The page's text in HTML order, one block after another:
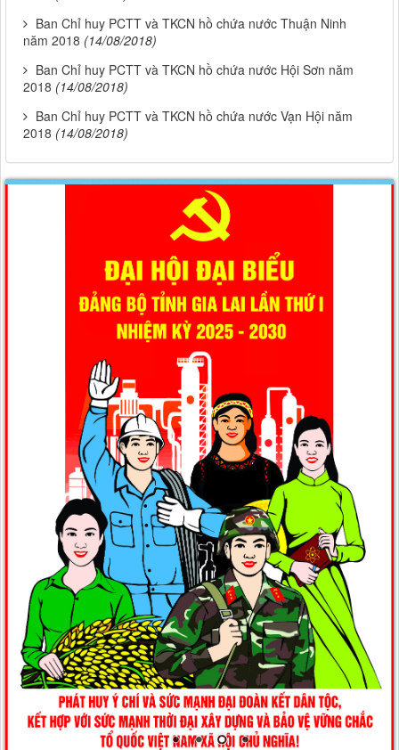
Ban Chỉ huy PCTT và TKCN hồ chứa nước Thuận Ninh
năm 2018 (14/08/2018)
Ban Chỉ huy PCTT và TKCN hồ chứa nước Hội Sơn năm
2018 (14/08/2018)
Ban Chỉ huy PCTT và TKCN hồ chứa nước Vạn Hội năm
2018 (14/08/2018)